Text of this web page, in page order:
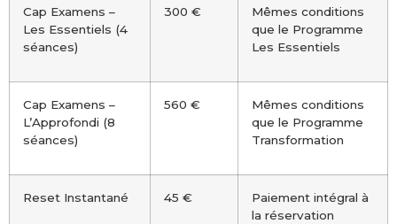
Cap Examens –
Les Essentiels (4
séances)
300 €
Mêmes conditions
que le Programme
Les Essentiels
Cap Examens –
L’Approfondi (8
séances)
560 €
Mêmes conditions
que le Programme
Transformation
Reset Instantané 45 €
Paiement intégral à
la réservation